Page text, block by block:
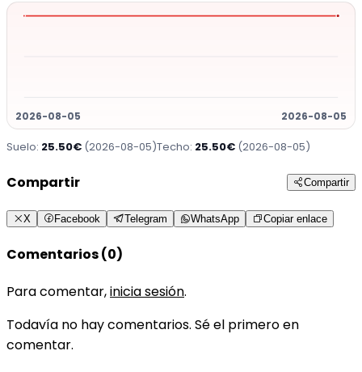
2026-08-05 2026-08-05
Suelo: 25.50€ (2026-08-05)Techo: 25.50€ (2026-08-05)
Compartir Compartir
X Facebook Telegram WhatsApp Copiar enlace
Comentarios (0)
Para comentar,inicia sesión.
Todavía no hay comentarios. Sé el primero en
comentar.